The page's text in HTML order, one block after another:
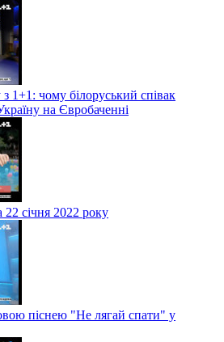
1+1: чому білоруський співак
на Євробаченні
22 січня 2022 року
піснею "Не лягай спати" у